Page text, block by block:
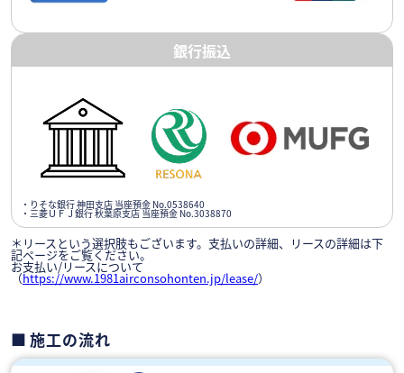
銀行振込
・りそな銀行 神田支店 当座預金 No.0538640
・三菱ＵＦＪ銀行 秋葉原支店 当座預金 No.3038870
＊リースという選択肢もございます。支払いの詳細、リースの詳細は下
記ページをご覧ください。
お支払い/リースについて
（https://www.1981airconsohonten.jp/lease/）
施工の流れ